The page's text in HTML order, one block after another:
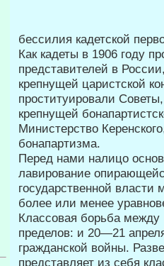
бессилия кадетской
Как кадеты в 1906 году
представителей в
крепнущей царистской
проституировали
крепнущей
Министерство
бонапар­тизма.
Перед нами налицо
лавирование
государственной
более или менее
Классовая борьба между
преде­лов: и 20—21
гражданской войны.
представляет из себя